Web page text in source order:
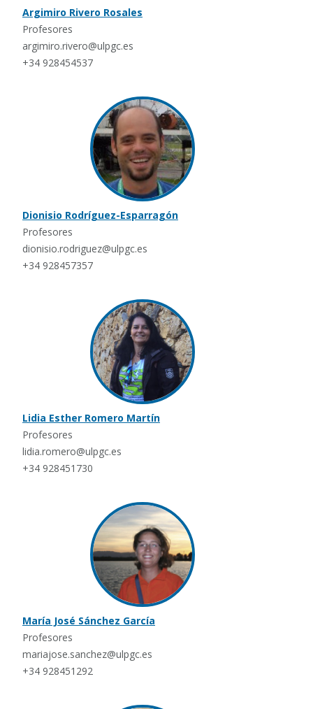
Argimiro Rivero Rosales
Profesores
argimiro.rivero@ulpgc.es
+34 928454537
Dionisio Rodríguez-Esparragón
Profesores
dionisio.rodriguez@ulpgc.es
+34 928457357
Lidia Esther Romero Martín
Profesores
lidia.romero@ulpgc.es
+34 928451730
María José Sánchez García
Profesores
mariajose.sanchez@ulpgc.es
+34 928451292